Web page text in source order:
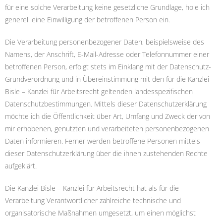
für eine solche Verarbeitung keine gesetzliche Grundlage, hole ich
generell eine Einwilligung der betroffenen Person ein.
Die Verarbeitung personenbezogener Daten, beispielsweise des
Namens, der Anschrift, E-Mail-Adresse oder Telefonnummer einer
betroffenen Person, erfolgt stets im Einklang mit der Datenschutz-
Grundverordnung und in Übereinstimmung mit den für die Kanzlei
Bisle – Kanzlei für Arbeitsrecht geltenden landesspezifischen
Datenschutzbestimmungen. Mittels dieser Datenschutzerklärung
möchte ich die Öffentlichkeit über Art, Umfang und Zweck der von
mir erhobenen, genutzten und verarbeiteten personenbezogenen
Daten informieren. Ferner werden betroffene Personen mittels
dieser Datenschutzerklärung über die ihnen zustehenden Rechte
aufgeklärt.
Die Kanzlei Bisle – Kanzlei für Arbeitsrecht hat als für die
Verarbeitung Verantwortlicher zahlreiche technische und
organisatorische Maßnahmen umgesetzt, um einen möglichst